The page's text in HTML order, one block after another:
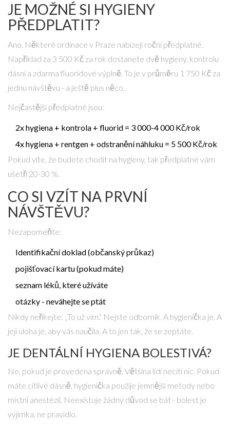
JE MOŽNÉ SI HYGIENY
PŘEDPLATIT?
Ano. Některé ordinace v Praze nabízejí roční předplatné.
Například za 3 500 Kč za rok dostanete dvě hygieny, kontrolu
dásní a zdarma fluoridové výplně. To je v průměru 1 750 Kč za
jednu návštěvu - a ještě plus něco.
Nejčastější předplatné jsou:
2x hygiena + kontrola + fluorid = 3 000-4 000 Kč/rok
4x hygiena + rentgen + odstranění náhluku = 5 500 Kč/rok
Pokud víte, že budete chodit na hygieny, tak předplatné vám
ušetří 20-30 %.
CO SI VZÍT NA PRVNÍ
NÁVŠTĚVU?
Nezapomeňte:
Identifikační doklad (občanský průkaz)
pojišťovací kartu (pokud máte)
seznam léků, které užíváte
otázky - neváhejte se ptát
Nikdy neříkejte: „To už vím.“ Nejste odborník. A hygienička je. A
její úloha je, aby vás naučila. A to jen tak, že se zeptáte.
JE DENTÁLNÍ HYGIENA BOLESTIVÁ?
Ne, pokud je provedena správně. Většina lidí necítí nic. Pokud
máte citlivé dásně, hygienička použije jemnější metody nebo
místní anestézii. Neexistuje žádný důvod se bát - bolest je
výjimka, ne pravidlo.